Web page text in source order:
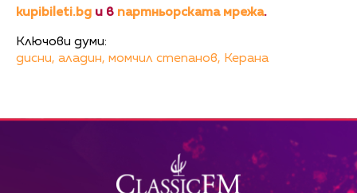
kupibileti.bg и в партньорската мрежа.
Ключови думи:
дисни, аладин, момчил степанов, Керана